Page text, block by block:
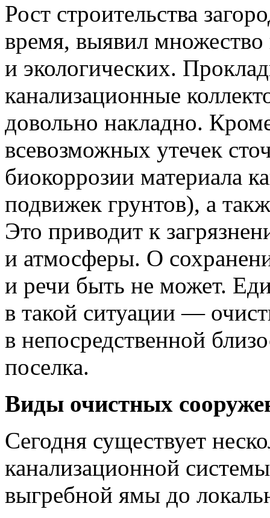
Рост строительства
время, выявил
и экологических.
канализационные
довольно накладно.
всевозможных утечек
биокоррозии материала
подвижек грунтов), а
Это приводит к
и атмосферы. О
и речи быть не может.
в такой ситуации —
в непосредственной
поселка.
Виды очистных
Сегодня существует
канализационной
выгребной ямы до